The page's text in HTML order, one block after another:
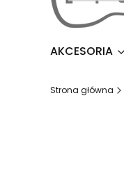
AKCESORIA
Strona główna